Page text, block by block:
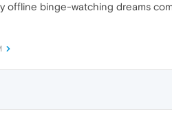
offline binge-watching dreams